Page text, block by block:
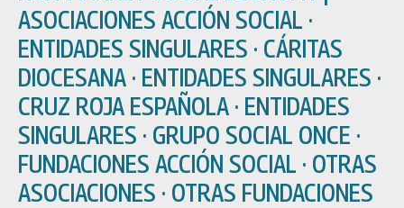
ASOCIACIONES ACCIÓN SOCIAL ·
ENTIDADES SINGULARES · CÁRITAS
DIOCESANA · ENTIDADES SINGULARES ·
CRUZ ROJA ESPAÑOLA · ENTIDADES
SINGULARES · GRUPO SOCIAL ONCE ·
FUNDACIONES ACCIÓN SOCIAL · OTRAS
ASOCIACIONES · OTRAS FUNDACIONES